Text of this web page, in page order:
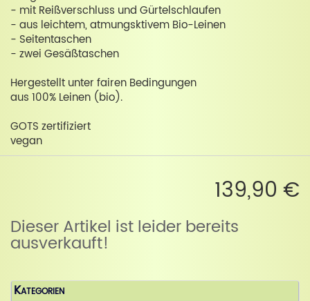
- mit Reißverschluss und Gürtelschlaufen
- aus leichtem, atmungsktivem Bio-Leinen
- Seitentaschen
- zwei Gesäßtaschen
Hergestellt unter fairen Bedingungen
aus 100% Leinen (bio).
GOTS zertifiziert
vegan
139,90 €
Dieser Artikel ist leider bereits
ausverkauft!
Kategorien